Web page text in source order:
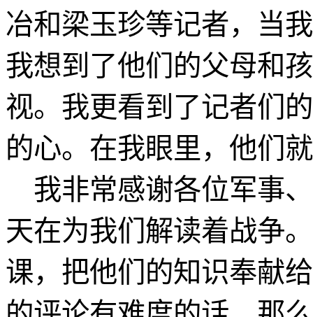
冶和梁玉珍等记者，当
我想到了他们的父母和
视。我更看到了记者们
的心。在我眼里，他们
我非常感谢各位军事
天在为我们解读着战争
课，把他们的知识奉献